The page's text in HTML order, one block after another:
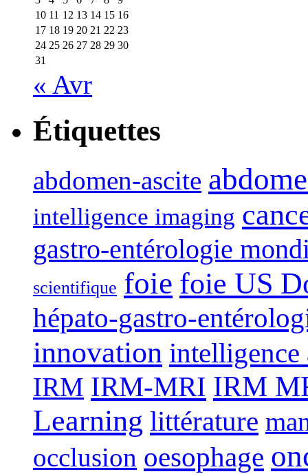
10 11 12 13 14 15 16
17 18 19 20 21 22 23
24 25 26 27 28 29 30
31
« Avr
Étiquettes
abdomen-ascite
intelligence imaging
gastro-entérologie
scientifique foie foie US
hépato-gastro-
innovation
IRM IRM-MRI IRM
Learning littérature
occlusion oesophage